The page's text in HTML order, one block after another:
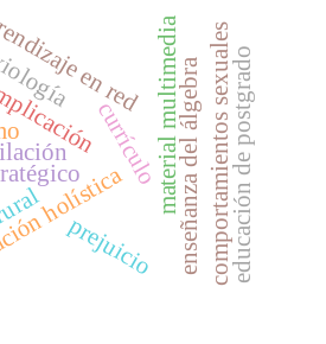
currículomaterial multimediaenseñanza del álgebracomportamientos sexuales
holística
en red educación de postgrado
prejuicio